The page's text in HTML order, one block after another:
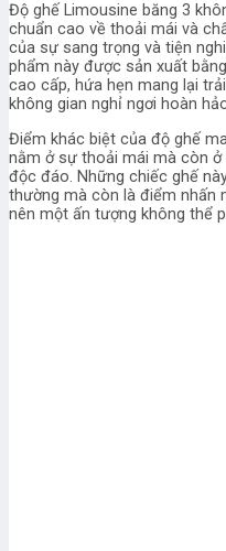
Độ ghế Limousine băng 3
chuẩn cao về thoải mái và
của sự sang trọng và tiện
phẩm này được sản xuất
cao cấp, hứa hẹn mang lại
không gian nghỉ ngơi hoàn
Điểm khác biệt của độ ghế
nằm ở sự thoải mái mà còn
độc đáo. Những chiếc ghế
thường mà còn là điểm nhấn
nên một ấn tượng không thể